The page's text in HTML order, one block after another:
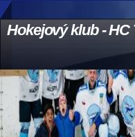
Hokejový klub - HC